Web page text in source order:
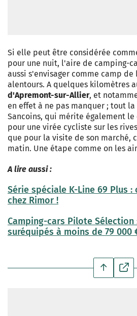
Si elle peut être considérée
pour une nuit, l'aire de camping-
aussi s'envisager comme camp
alentours. A quelques kilomètres
d'Apremont-sur-Allier, et
en effet à ne pas manquer ; tout
Sancoins, qui mérite également le
pour une virée cycliste sur les
que pour la visite de son marché,
matin. Une étape comme on les
A lire aussi :
Série spéciale K-Line 69 Plus
chez Rimor !
Camping-cars Pilote
suréquipés à moins de 79 000